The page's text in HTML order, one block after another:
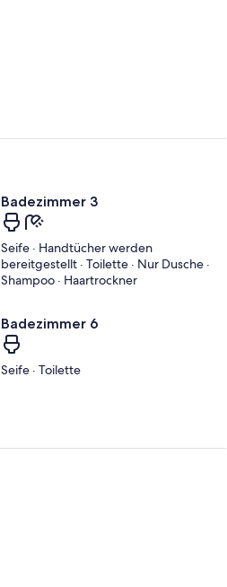
Badezimmer 3
Seife · Handtücher werden
bereitgestellt · Toilette · Nur Dusche ·
Shampoo · Haartrockner
Badezimmer 6
Seife · Toilette